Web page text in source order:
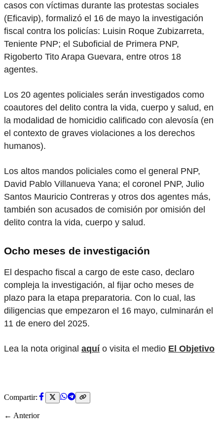
casos con víctimas durante las protestas sociales
(Eficavip), formalizó el 16 de mayo la investigación
fiscal contra los policías: Luisin Roque Zubizarreta,
Teniente PNP; el Suboficial de Primera PNP,
Rigoberto Tito Arapa Guevara, entre otros 18
agentes.
Los 20 agentes policiales serán investigados como
coautores del delito contra la vida, cuerpo y salud, en
la modalidad de homicidio calificado con alevosía (en
el contexto de graves violaciones a los derechos
humanos).
Los altos mandos policiales como el general PNP,
David Pablo Villanueva Yana; el coronel PNP, Julio
Santos Mauricio Contreras y otros dos agentes más,
también son acusados de comisión por omisión del
delito contra la vida, cuerpo y salud.
Ocho meses de investigación
El despacho fiscal a cargo de este caso, declaro
compleja la investigación, al fijar ocho meses de
plazo para la etapa preparatoria. Con lo cual, las
diligencias que empezaron el 16 mayo, culminarán el
11 de enero del 2025.
Lea la nota original aquí o visita el medio El Objetivo
Compartir:
← Anterior